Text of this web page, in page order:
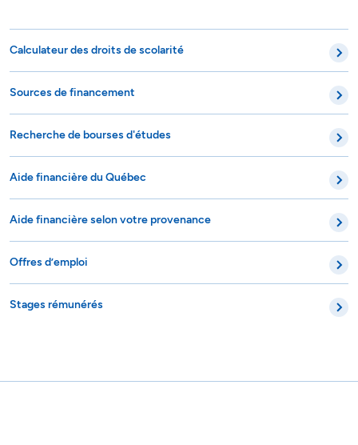
Calculateur des droits de scolarité
Sources de financement
Recherche de bourses d'études
Aide financière du Québec
Aide financière selon votre provenance
Offres d’emploi
Stages rémunérés